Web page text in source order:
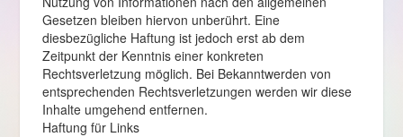
Gesetzen bleiben hiervon unberührt. Eine
diesbezügliche Haftung ist jedoch erst ab dem
Zeitpunkt der Kenntnis einer konkreten
Rechtsverletzung möglich. Bei Bekanntwerden von
entsprechenden Rechtsverletzungen werden wir diese
Inhalte umgehend entfernen.
Haftung für Links